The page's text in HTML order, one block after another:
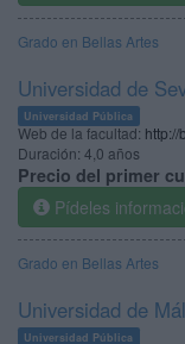
Grado en Bellas Artes
Universidad de
Universidad Pública
Web de la facultad:
Duración: 4,0 años
Precio del primer
Pídeles
Grado en Bellas Artes
Universidad de
Universidad Pública